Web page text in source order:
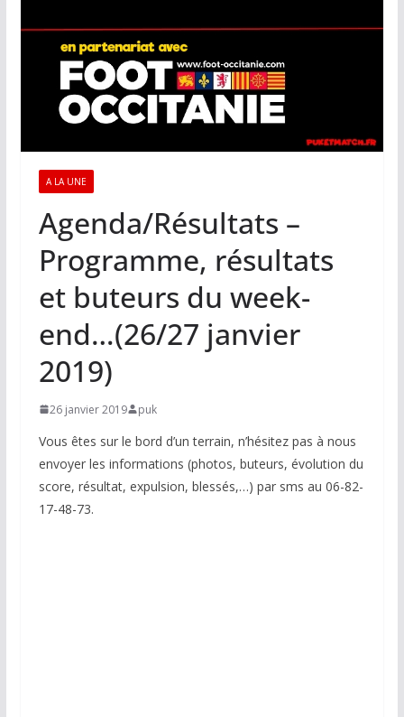
A LA UNE
Agenda/Résultats –
Programme, résultats
et buteurs du week-
end…(26/27 janvier
2019)
26 janvier 2019 puk
Vous êtes sur le bord d’un terrain, n’hésitez pas à nous
envoyer les informations (photos, buteurs, évolution du
score, résultat, expulsion, blessés,…) par sms au 06-82-
17-48-73.